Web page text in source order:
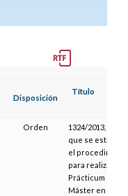
Disposición
Título
Orden
1324/2013, por la
que se
el
para realizar el
Prácticum del
Máster en